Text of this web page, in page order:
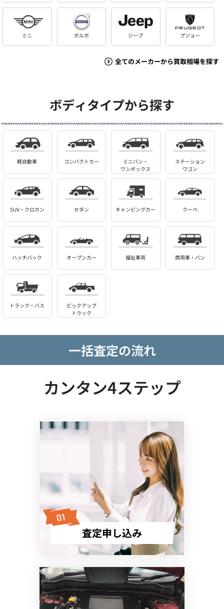
ミニ ボルボ ジープ プジョー
全てのメーカーから買取相場を探す
ボディタイプから探す
軽自動車 コンパクトカー
ミニバン・
ワンボックス
ステーション
ワゴン
SUV・クロカン セダン キャンピングカー クーペ
ハッチバック オープンカー 福祉車両 商用車・バン
トラック・バス
ピックアップ
トラック
一括査定の流れ
カンタン4ステップ
査定申し込み